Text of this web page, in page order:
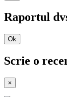
Raportul
Ok
Scrie o
×